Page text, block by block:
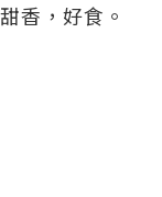
香，好食。